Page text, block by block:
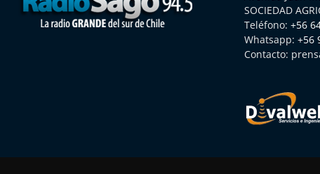
SOCIEDAD
Teléfono: +56
Whatsapp: +56
Contacto: